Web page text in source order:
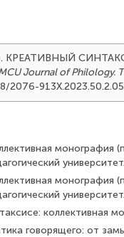
КРЕАТИВНЫЙ
Journal of Philology.
2076-913X.2023.50.2.05
университет.
университет.
коллективная
говорящего: от